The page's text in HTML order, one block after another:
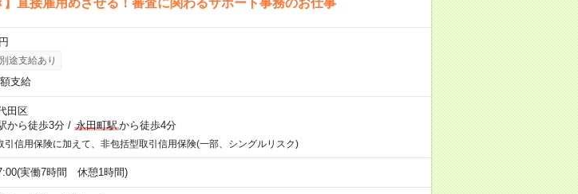
途支給あり
支給
田区
から徒歩3分/ 永田町駅から徒歩4分
引信用保険に加えて、非包括型取引信用保険(一部、シングルリスク)
実働7時間 休憩1時間)